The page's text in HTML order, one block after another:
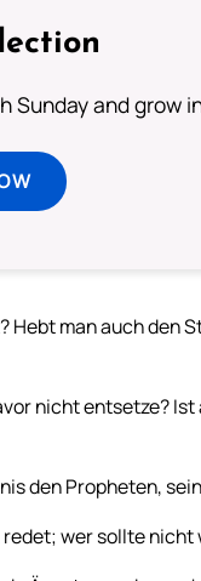
Sunday and grow
Hebt man auch den
nicht entsetze?
den Propheten,
redet; wer sollte nicht